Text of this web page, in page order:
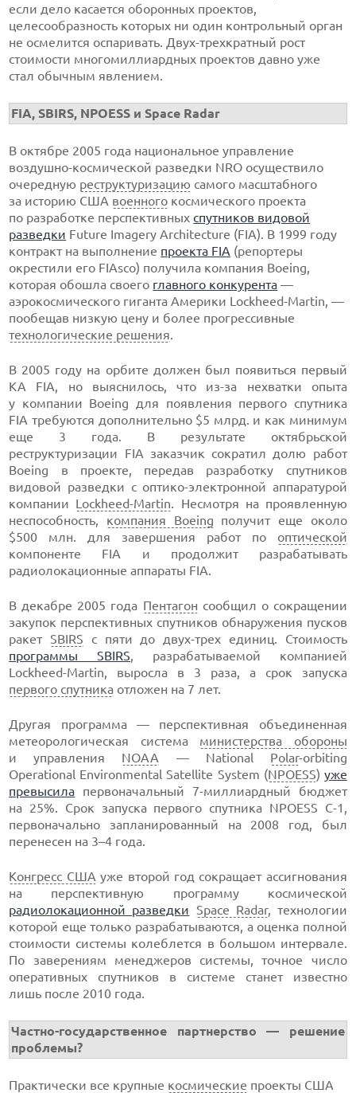
если дело касается оборонных проектов,
целесообразность которых ни один контрольный орган
не осмелится оспаривать. Двух-трехкратный рост
стоимости многомиллиардных проектов давно уже
стал обычным явлением.
FIA, SBIRS, NPOESS и Space Radar
В октябре 2005 года национальное управление
воздушно-космической разведки NRO осуществило
очередную реструктуризацию самого масштабного
за историю США военного космического проекта
по разработке перспективныхспутников видовой
разведки Future Imagery Architecture (FIA). В 1999 году
контракт на выполнение проекта FIA (репортеры
окрестили его FIAsco) получила компания Boeing,
которая обошла своего главного конкурента —
аэрокосмического гиганта Америки Lockheed-Martin, —
пообещав низкую цену и более прогрессивные
технологические решения.
В 2005 году на орбите должен был появиться первый
КА FIA, но выяснилось, что из-за нехватки опыта
у компании Boeing для появления первого спутника
FIA требуются дополнительно $5 млрд. и как минимум
еще 3 года. В результате октябрьской
реструктуризации FIA заказчик сократил долю работ
Boeing в проекте, передав разработку спутников
видовой разведки с оптико-электронной аппаратурой
компании Lockheed-Martin. Несмотря на проявленную
неспособность, компания Boeing получит еще около
$500 млн. для завершения работ по оптической
компоненте FIA и продолжит разрабатывать
радиолокационные аппараты FIA.
В декабре 2005 года Пентагон сообщил о сокращении
закупок перспективных спутников обнаружения пусков
ракетSBIRS с пяти до двух-трех единиц. Стоимость
программы SBIRS, разрабатываемой компанией
Lockheed-Martin, выросла в 3 раза, а срок запуска
первого спутника отложен на 7 лет.
Другая программа — перспективная объединенная
метеорологическая система министерства обороны
и управления NOAA — National Polar-orbiting
Operational Environmental Satellite System (NPOESS) уже
превысила первоначальный 7-миллиардный бюджет
на 25%. Срок запуска первого спутника NPOESS C-1,
первоначально запланированный на 2008 год, был
перенесен на 3–4 года.
Конгресс США уже второй год сокращает ассигнования
на перспективную программу космической
радиолокационной разведки Space Radar, технологии
которой еще только разрабатываются, а оценка полной
стоимости системы колеблется в большом интервале.
По заверениям менеджеров системы, точное число
оперативных спутников в системе станет известно
лишь после 2010 года.
Частно-государственное партнерство — решение
проблемы?
Практически все крупные космические проекты США